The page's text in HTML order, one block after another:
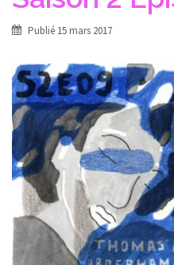
Publié 15 mars 2017